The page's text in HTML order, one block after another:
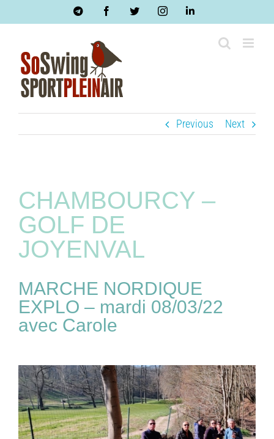
TelegramFacebookTwitterInstagramLinkedIn
Previous Next
CHAMBOURCY –
GOLF DE
JOYENVAL
MARCHE NORDIQUE
EXPLO – mardi 08/03/22
avec Carole